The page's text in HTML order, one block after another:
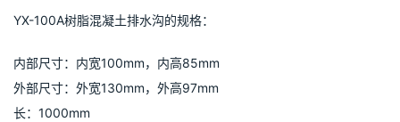
YX-100A树脂混凝土排水沟的规格：
内部尺寸：内宽100mm，内高85mm
外部尺寸：外宽130mm，外高97mm
长：1000mm